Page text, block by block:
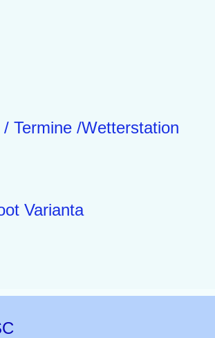
Termine /Wetterstation
Varianta